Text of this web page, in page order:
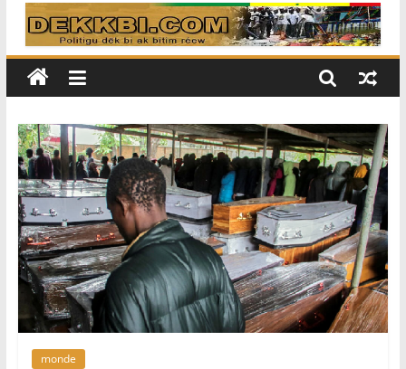
formés à la planification
Code de la famille, cadis et égalité
devant la loi : Dar Al Istiqaamah
soumet ses doléances au ministre
Assemblée nationale : trois projets
menu de la session extraordinaire,
lundi
monde